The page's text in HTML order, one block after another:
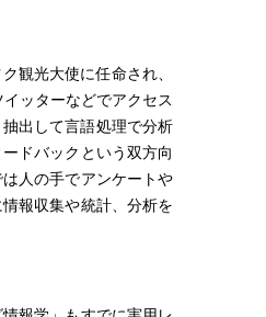
観光大使に任命され、
ッターなどでアクセス
出して言語処理で分析
ドバックという双方向
人の手でアンケートや
報収集や統計、分析を